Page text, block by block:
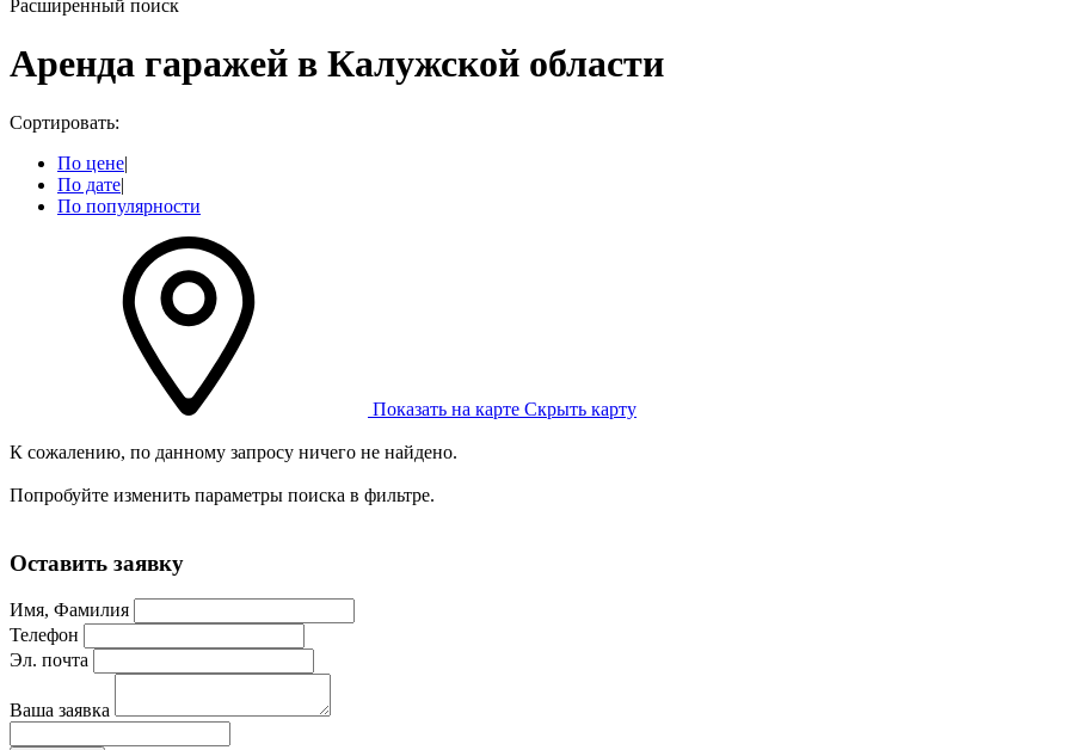
Расширенный поиск
Аренда гаражей в Калужской области
Сортировать:
По цене|
По дате|
По популярности
Показать на карте Скрыть карту
К сожалению, по данному запросу ничего не найдено.
Попробуйте изменить параметры поиска в фильтре.
Оставить заявку
Имя, Фамилия
Телефон
Эл. почта
Ваша заявка